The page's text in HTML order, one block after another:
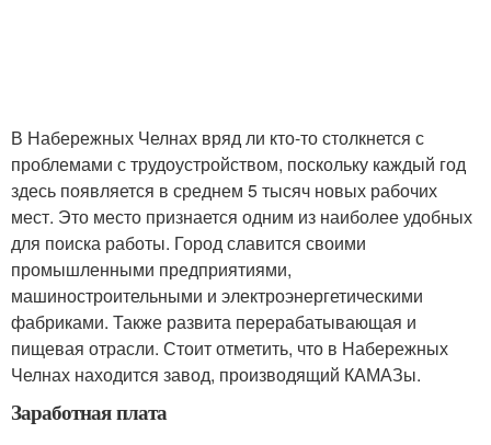
В Набережных Челнах вряд ли кто-то столкнется с
проблемами с трудоустройством, поскольку каждый год
здесь появляется в среднем 5 тысяч новых рабочих
мест. Это место признается одним из наиболее удобных
для поиска работы. Город славится своими
промышленными предприятиями,
машиностроительными и электроэнергетическими
фабриками. Также развита перерабатывающая и
пищевая отрасли. Стоит отметить, что в Набережных
Челнах находится завод, производящий КАМАЗы.
Заработная плата